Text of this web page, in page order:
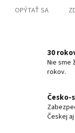
OPÝTAŤ SA
30
Nie sme
rokov.
Česko-
Českej